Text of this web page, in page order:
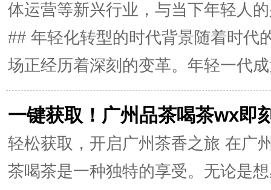
体运营等新兴行业，与当下年轻人
## 年轻化转型的时代背景随着时代
场正经历着深刻的变革。年轻一代
一键获取！广州品茶喝茶wx即
轻松获取，开启广州茶香之旅 在广
茶喝茶是一种独特的享受。无论是